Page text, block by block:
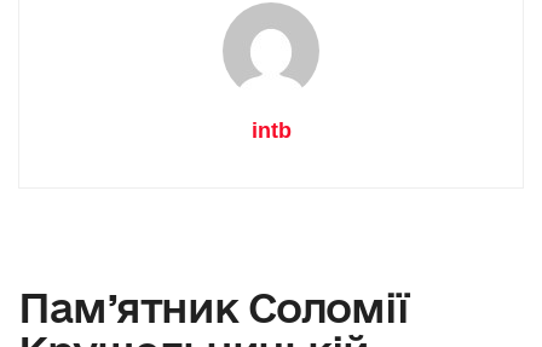
intb
Пам’ятник Соломії